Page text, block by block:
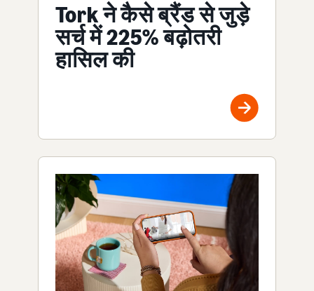
Tork ने कैसे ब्रैंड से जुड़े
सर्च में 225% बढ़ोतरी
हासिल की